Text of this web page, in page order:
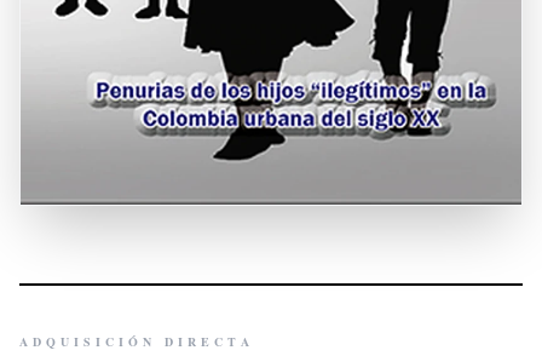
ADQUISICIÓN DIRECTA